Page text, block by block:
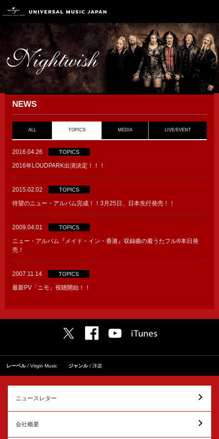
NEWS
ALL TOPICS MEDIA LIVE/EVENT
2016.04.26 TOPICS
2016年LOUDPARK出演決定！！！
2015.02.02 TOPICS
待望のニュー・アルバム完成！！3月25日、日本先行発売！！
2009.04.01 TOPICS
ニュー・アルバム『メイド・イン・香港』収録曲の着うたフル®本日発
売！
2007.11.14 TOPICS
最新PV「ニモ」視聴開始！！
レーベル Virgin Music ジャンル 洋楽
ニュースレター
会社概要